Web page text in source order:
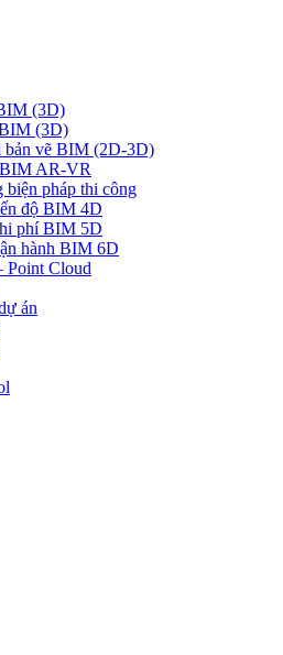
(3D)
(3D)
bản vẽ BIM (2D-3D)
AR-VR
biện pháp thi công
độ BIM 4D
phí BIM 5D
hành BIM 6D
Point Cloud
án